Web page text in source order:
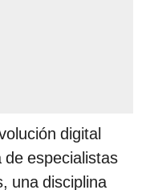
digital
especialistas
una disciplina